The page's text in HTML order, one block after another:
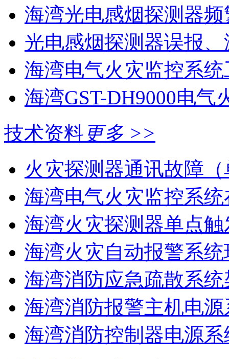
海湾光电感烟探测器
光电感烟探测器误报
海湾电气火灾监控系统
海湾GST-DH9000电气
技术资料 更多 >>
火灾探测器通讯故障
海湾电气火灾监控系统
海湾火灾探测器单点
海湾火灾自动报警系统
海湾消防应急疏散系统
海湾消防报警主机电源
海湾消防控制器电源系